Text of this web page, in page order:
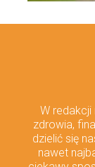
W redakcji
zdrowia,
dzielić się
nawet